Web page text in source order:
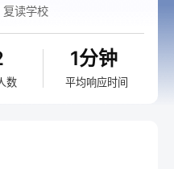
复读学校
数
1分钟
平均响应时间